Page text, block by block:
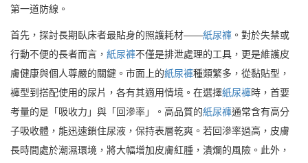
第一道防線。
首先，探討長期臥床者最貼身的照護耗材——紙尿褲 。對於失禁或
行動不便的長者而言， 紙尿褲不僅是排泄處理的工具，更是維護皮
膚健康與個人尊嚴的關鍵。市面上的紙尿褲種類繁多，從黏貼型，
褲型到搭配使用的尿片，各有其適用情境。在選擇紙尿褲時，首要
考量的是「吸收力」與「回滲率」。高品質的紙尿褲通常含有高分
子吸收體，能迅速鎖住尿液，保持表層乾爽。若回滲率過高，皮膚
長時間處於潮濕環境，將大幅增加皮膚紅腫，潰爛的風險。此外，